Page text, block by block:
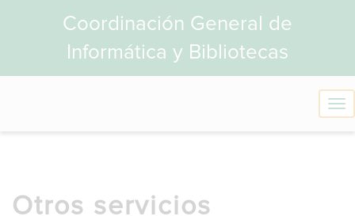
Coordinación General de
Informática y Bibliotecas
T
o
Otros servicios